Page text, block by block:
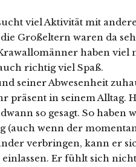
viel Aktivität mit
Großeltern waren da
haben
richtig viel Spaß.
seiner Abwesenheit
präsent in seinem Alltag.
so gesagt. So haben
(auch wenn der
verbringen, kann er
Er fühlt sich